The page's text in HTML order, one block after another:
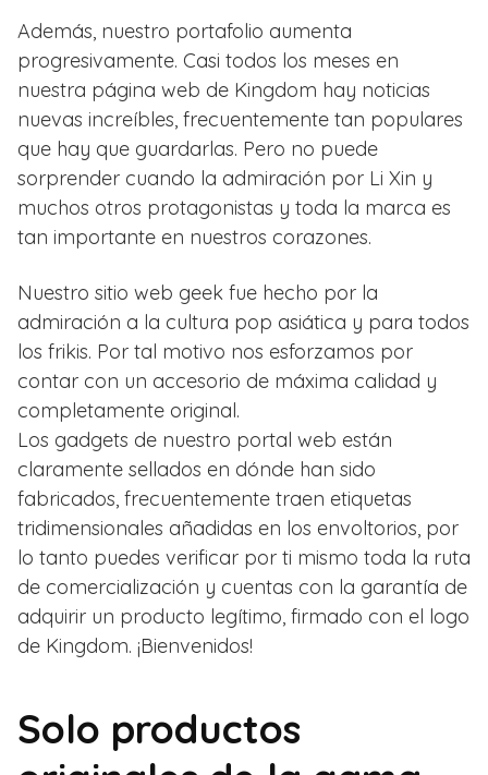
Además, nuestro portafolio aumenta
progresivamente. Casi todos los meses en
nuestra página web de Kingdom hay noticias
nuevas increíbles, frecuentemente tan populares
que hay que guardarlas. Pero no puede
sorprender cuando la admiración por Li Xin y
muchos otros protagonistas y toda la marca es
tan importante en nuestros corazones.
Nuestro sitio web geek fue hecho por la
admiración a la cultura pop asiática y para todos
los frikis. Por tal motivo nos esforzamos por
contar con un accesorio de máxima calidad y
completamente original.
Los gadgets de nuestro portal web están
claramente sellados en dónde han sido
fabricados, frecuentemente traen etiquetas
tridimensionales añadidas en los envoltorios, por
lo tanto puedes verificar por ti mismo toda la ruta
de comercialización y cuentas con la garantía de
adquirir un producto legítimo, firmado con el logo
de Kingdom. ¡Bienvenidos!
Solo productos